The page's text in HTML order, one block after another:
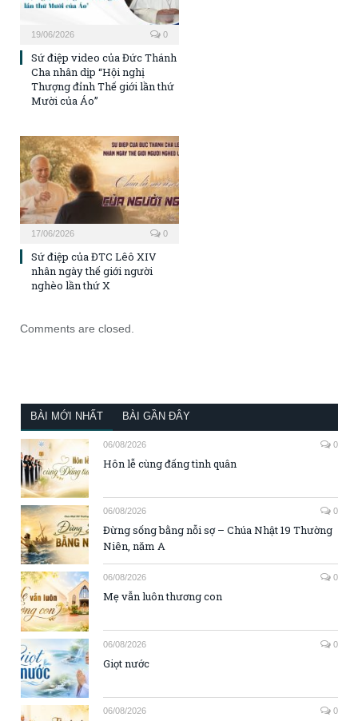
19/06/2026 0
Sứ điệp video của Đức Thánh
Cha nhân dịp “Hội nghị
Thượng đỉnh Thế giới lần thứ
Mười của Áo”
17/06/2026 0
Sứ điệp của ĐTC Lêô XIV
nhân ngày thế giới người
nghèo lần thứ X
Comments are closed.
BÀI MỚI NHẤT BÀI GẦN ĐÂY
06/08/2026 0
Hôn lễ cùng đấng tình quân
06/08/2026 0
Đừng sống bằng nỗi sợ – Chúa Nhật 19 Thường
Niên, năm A
06/08/2026 0
Mẹ vẫn luôn thương con
06/08/2026 0
Giọt nước
06/08/2026 0